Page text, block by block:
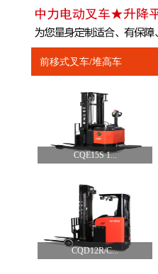
前移式叉车/堆高车
CQE15S 1...
CQD12R/C...